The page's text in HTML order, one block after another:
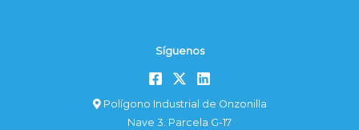
Síguenos
Polígono Industrial de Onzonilla
Nave 3. Parcela G-17